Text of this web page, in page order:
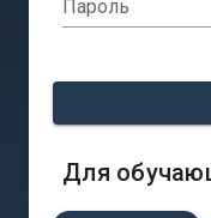
Пароль
Для